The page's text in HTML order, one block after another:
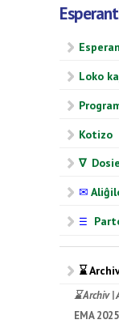
Loko
Kotizo
∇
✉
☰
⌛
⌛ Archiv |
EMA 2025